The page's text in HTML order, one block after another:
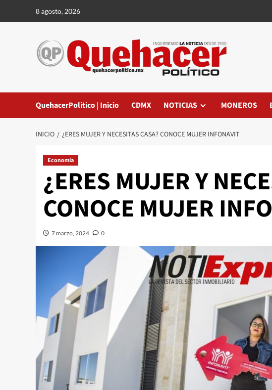
8 agosto, 2026
QuehacerPolitico | Inicio CDMX NOTICIAS MONEROS
INICIO ¿ERES MUJER Y NECESITAS CASA? CONOCE MUJER INFONAVIT
Economía
¿ERES MUJER Y
CONOCE MUJER
7 marzo, 2024 0